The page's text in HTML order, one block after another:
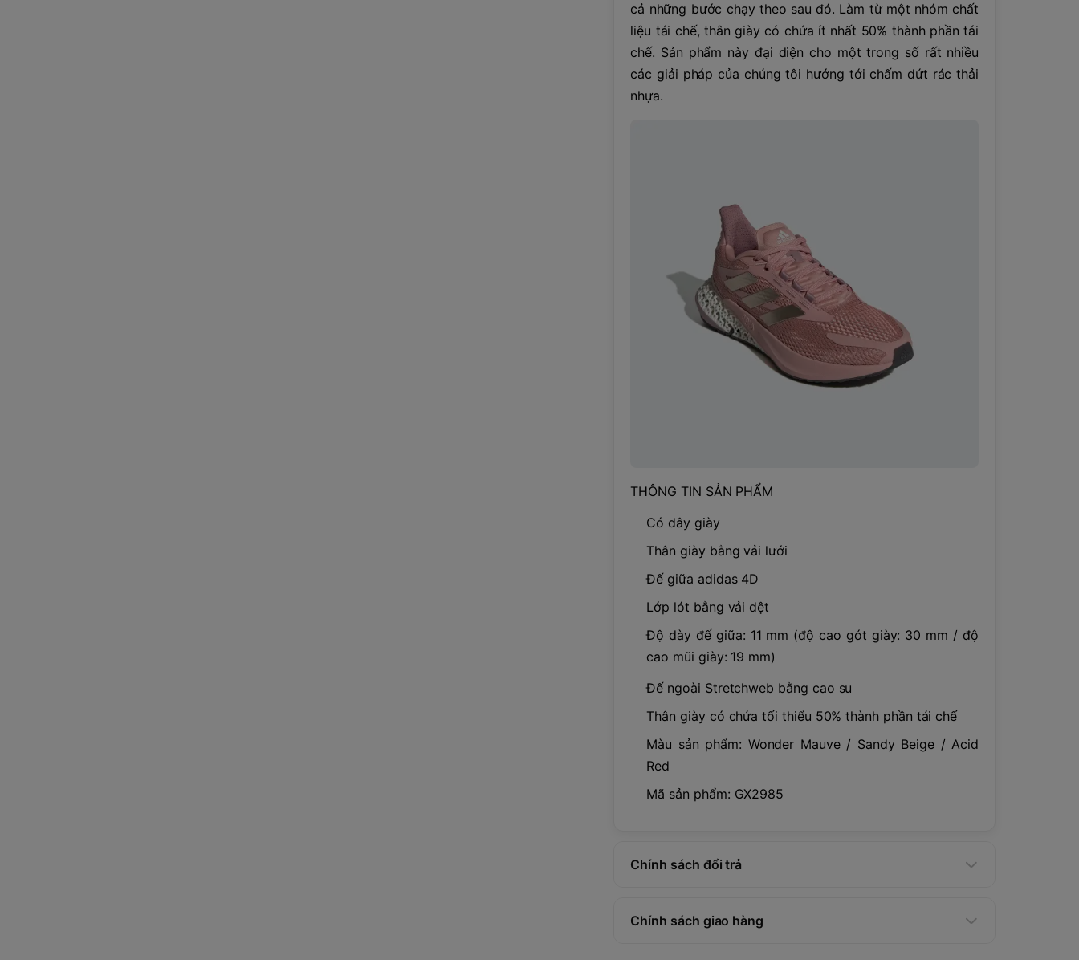
cả những bước chạy theo sau đó. Làm từ một nhóm chất
liệu tái chế, thân giày có chứa ít nhất 50% thành phần tái
chế. Sản phẩm này đại diện cho một trong số rất nhiều
các giải pháp của chúng tôi hướng tới chấm dứt rác thải
nhựa.
THÔNG TIN SẢN PHẨM
Có dây giày
Thân giày bằng vải lưới
Đế giữa adidas 4D
Lớp lót bằng vải dệt
Độ dày đế giữa: 11 mm (độ cao gót giày: 30 mm / độ
cao mũi giày: 19 mm)
Đế ngoài Stretchweb bằng cao su
Thân giày có chứa tối thiểu 50% thành phần tái chế
Màu sản phẩm: Wonder Mauve / Sandy Beige / Acid
Red
Mã sản phẩm: GX2985
Chính sách đổi trả
Chính sách giao hàng